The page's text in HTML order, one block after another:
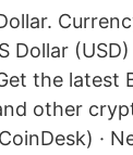
Dollar
the latest
other
·